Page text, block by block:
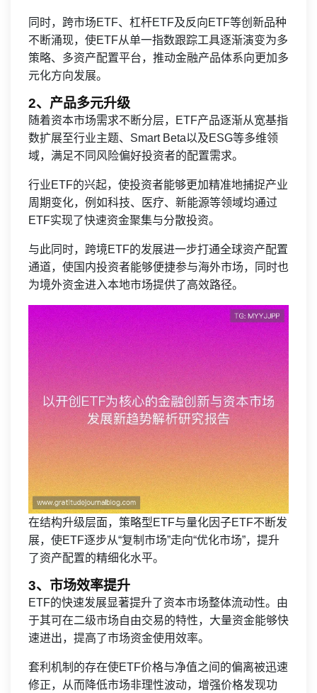
同时，跨市场ETF、杠杆ETF及反向ETF等创新品种
不断涌现，使ETF从单一指数跟踪工具逐渐演变为多
策略、多资产配置平台，推动金融产品体系向更加多
元化方向发展。
2、产品多元升级
随着资本市场需求不断分层，ETF产品逐渐从宽基指
数扩展至行业主题、Smart Beta以及ESG等多维领
域，满足不同风险偏好投资者的配置需求。
行业ETF的兴起，使投资者能够更加精准地捕捉产业
周期变化，例如科技、医疗、新能源等领域均通过
ETF实现了快速资金聚集与分散投资。
与此同时，跨境ETF的发展进一步打通全球资产配置
通道，使国内投资者能够便捷参与海外市场，同时也
为境外资金进入本地市场提供了高效路径。
在结构升级层面，策略型ETF与量化因子ETF不断发
展，使ETF逐步从“复制市场”走向“优化市场”，提升
了资产配置的精细化水平。
3、市场效率提升
ETF的快速发展显著提升了资本市场整体流动性。由
于其可在二级市场自由交易的特性，大量资金能够快
速进出，提高了市场资金使用效率。
套利机制的存在使ETF价格与净值之间的偏离被迅速
修正，从而降低市场非理性波动，增强价格发现功